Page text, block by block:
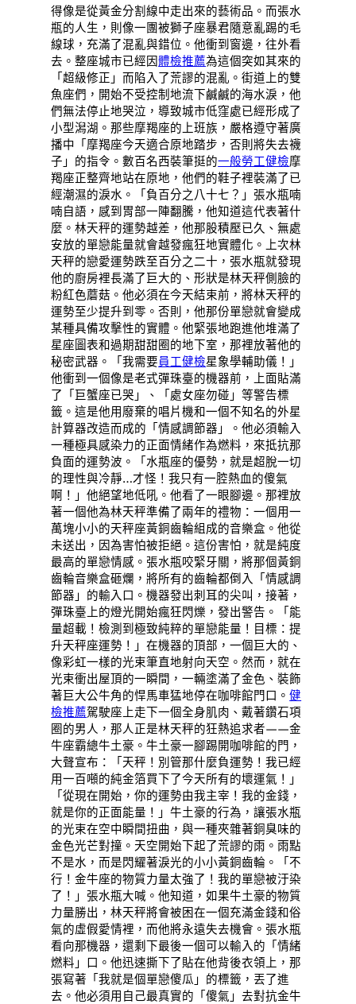
得像是從黃金分割線中走出來的藝術品。而張水
瓶的人生，則像一團被獅子座暴君隨意亂踢的毛
線球，充滿了混亂與錯位。他衝到窗邊，往外看
去。整座城市已經因體檢推薦為這個突如其來的
「超級修正」而陷入了荒謬的混亂。街道上的雙
魚座們，開始不受控制地流下鹹鹹的海水淚，他
們無法停止地哭泣，導致城市低窪處已經形成了
小型潟湖。那些摩羯座的上班族，嚴格遵守著廣
播中「摩羯座今天適合原地踏步，否則將失去襪
子」的指令。數百名西裝筆挺的一般勞工健檢摩
羯座正整齊地站在原地，他們的鞋子裡裝滿了已
經潮濕的淚水。「負百分之八十七？」張水瓶喃
喃自語，感到胃部一陣翻騰，他知道這代表著什
麼。林天秤的運勢越差，他那股積壓已久、無處
安放的單戀能量就會越發瘋狂地實體化。上次林
天秤的戀愛運勢跌至百分之二十，張水瓶就發現
他的廚房裡長滿了巨大的、形狀是林天秤側臉的
粉紅色蘑菇。他必須在今天結束前，將林天秤的
運勢至少提升到零。否則，他那份單戀就會變成
某種具備攻擊性的實體。他緊張地跑進他堆滿了
星座圖表和過期甜甜圈的地下室，那裡放著他的
秘密武器。「我需要員工健檢星象學輔助儀！」
他衝到一個像是老式彈珠臺的機器前，上面貼滿
了「巨蟹座已哭」、「處女座勿碰」等警告標
籤。這是他用廢棄的唱片機和一個不知名的外星
計算器改造而成的「情感調節器」。他必須輸入
一種極具感染力的正面情緒作為燃料，來抵抗那
負面的運勢波。「水瓶座的優勢，就是超脫一切
的理性與冷靜…才怪！我只有一腔熱血的傻氣
啊！」他絕望地低吼。他看了一眼腳邊。那裡放
著一個他為林天秤準備了兩年的禮物：一個用一
萬塊小小的天秤座黃銅齒輪組成的音樂盒。他從
未送出，因為害怕被拒絕。這份害怕，就是純度
最高的單戀情感。張水瓶咬緊牙關，將那個黃銅
齒輪音樂盒砸爛，將所有的齒輪都倒入「情感調
節器」的輸入口。機器發出刺耳的尖叫，接著，
彈珠臺上的燈光開始瘋狂閃爍，發出警告。「能
量超載！檢測到極致純粹的單戀能量！目標：提
升天秤座運勢！」在機器的頂部，一個巨大的、
像彩虹一樣的光束筆直地射向天空。然而，就在
光束衝出屋頂的一瞬間，一輛塗滿了金色、裝飾
著巨大公牛角的悍馬車猛地停在咖啡館門口。健
檢推薦駕駛座上走下一個全身肌肉、戴著鑽石項
圈的男人，那人正是林天秤的狂熱追求者——金
牛座霸總牛土豪。牛土豪一腳踢開咖啡館的門，
大聲宣布：「天秤！別管那什麼負運勢！我已經
用一百噸的純金箔買下了今天所有的壞運氣！」
「從現在開始，你的運勢由我主宰！我的金錢，
就是你的正面能量！」牛土豪的行為，讓張水瓶
的光束在空中瞬間扭曲，與一種夾雜著銅臭味的
金色光芒對撞。天空開始下起了荒謬的雨。雨點
不是水，而是閃耀著淚光的小小黃銅齒輪。「不
行！金牛座的物質力量太強了！我的單戀被汙染
了！」張水瓶大喊。他知道，如果牛土豪的物質
力量勝出，林天秤將會被困在一個充滿金錢和俗
氣的虛假愛情裡，而他將永遠失去機會。張水瓶
看向那機器，還剩下最後一個可以輸入的「情緒
燃料」口。他迅速撕下了貼在他背後衣領上，那
張寫著「我就是個單戀傻瓜」的標籤，丟了進
去。他必須用自己最真實的「傻氣」去對抗金牛